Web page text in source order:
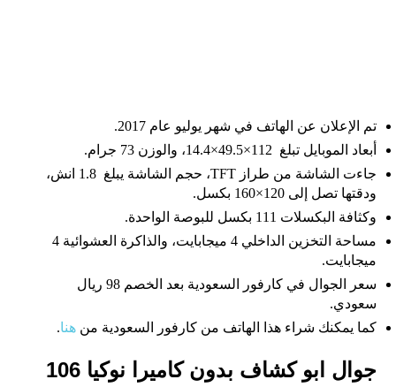
تم الإعلان عن الهاتف في شهر يوليو عام 2017.
أبعاد الموبايل تبلغ 112×49.5×14.4، والوزن 73 جرام.
جاءت الشاشة من طراز TFT، حجم الشاشة يبلغ 1.8 انش،
ودقتها تصل إلى 120×160 بكسل.
وكثافة البكسلات 111 بكسل للبوصة الواحدة.
مساحة التخزين الداخلي 4 ميجابايت، والذاكرة العشوائية 4
ميجابايت.
سعر الجوال في كارفور السعودية بعد الخصم 98 ريال
سعودي.
كما يمكنك شراء هذا الهاتف من كارفور السعودية منهنا.
جوال ابو كشاف بدون كاميرا نوكيا 106